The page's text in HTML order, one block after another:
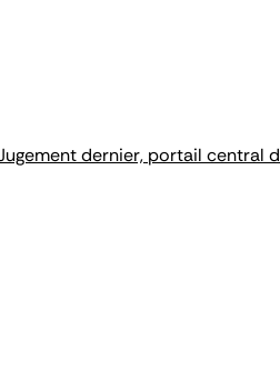
dernier, portail